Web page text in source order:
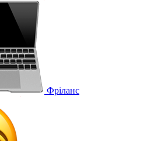
Фріланс